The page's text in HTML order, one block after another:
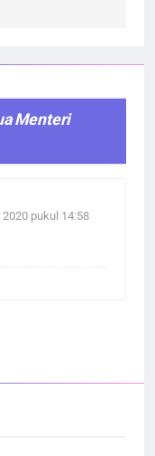
Menteri
pukul 14:58